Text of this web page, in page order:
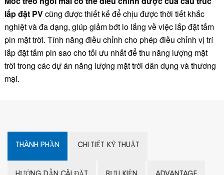
lắp đặt PVcũng được thiết kế để chịu được thời tiết khắc
nghiệt và đa dạng, giúp giảm bớt lo lắng về việc lắp đặt tấm
pin mặt trời. Tính năng điều chỉnh cho phép điều chỉnh vị trí
lắp đặt tấm pin sao cho tối ưu nhất để thu năng lượng mặt
trời trong các dự án năng lượng mặt trời dân dụng và thương
mại.
THÀNH PHẦN CHI TIẾT KỸ THUẬT